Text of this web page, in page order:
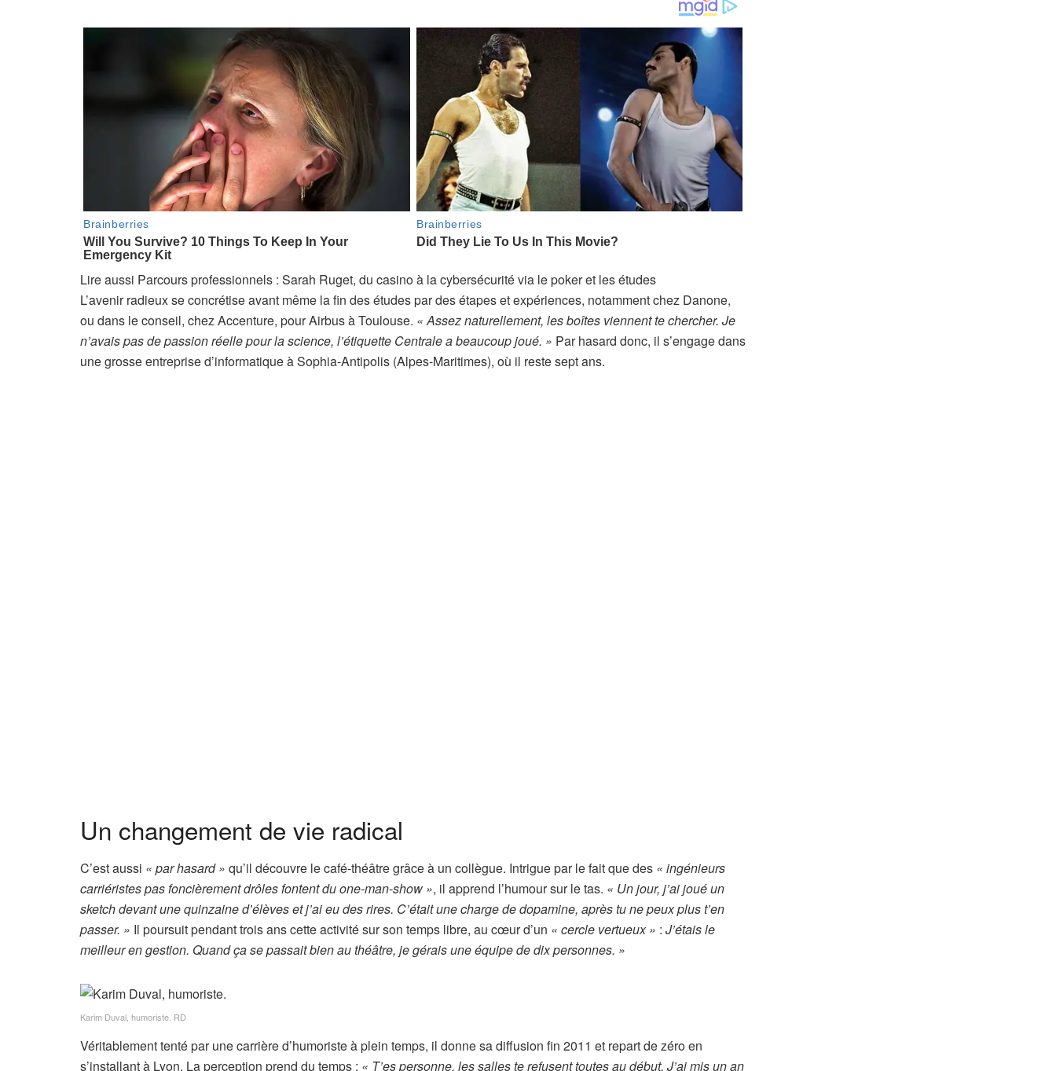
Lire aussi A
r
t
i
c
Parcours professionnels : Sarah Ruget, du casino à la cybersécurité via le poker et les études
L’avenir radieux se concrétise avant même la fin des études par des étapes et expériences, notamment chez Danone,
ou dans le conseil, chez Accenture, pour Airbus à Toulouse. « Assez naturellement, les boîtes viennent te chercher. Je
n’avais pas de passion réelle pour la science, l’étiquette Centrale a beaucoup joué. » Par hasard donc, il s’engage dans
une grosse entreprise d’informatique à Sophia-Antipolis (Alpes-Maritimes), où il reste sept ans.
Un changement de vie radical
C’est aussi « par hasard » qu’il découvre le café-théâtre grâce à un collègue. Intrigue par le fait que des « ingénieurs
carriéristes pas foncièrement drôles fontent du one-man-show », il apprend l’humour sur le tas. « Un jour, j’ai joué un
sketch devant une quinzaine d’élèves et j’ai eu des rires. C’était une charge de dopamine, après tu ne peux plus t’en
passer. » Il poursuit pendant trois ans cette activité sur son temps libre, au cœur d’un « cercle vertueux » : J’étais le
meilleur en gestion. Quand ça se passait bien au théâtre, je gérais une équipe de dix personnes. »
Karim Duval, humoriste. RD
Véritablement tenté par une carrière d’humoriste à plein temps, il donne sa diffusion fin 2011 et repart de zéro en
s’installant à Lyon. La perception prend du temps : « T’es personne, les salles te refusent toutes au début. J’ai mis un an